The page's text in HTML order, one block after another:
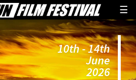
☰
10th - 14th
June
2026